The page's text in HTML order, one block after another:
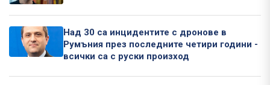
Над 30 са инцидентите с дронове в
Румъния през последните четири години -
всички са с руски произход